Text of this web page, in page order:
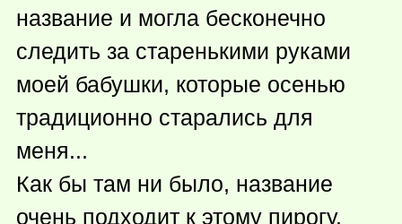
название и могла бесконечно
следить за старенькими руками
моей бабушки, которые осенью
традиционно старались для
меня...
Как бы там ни было, название
очень подходит к этому пирогу.